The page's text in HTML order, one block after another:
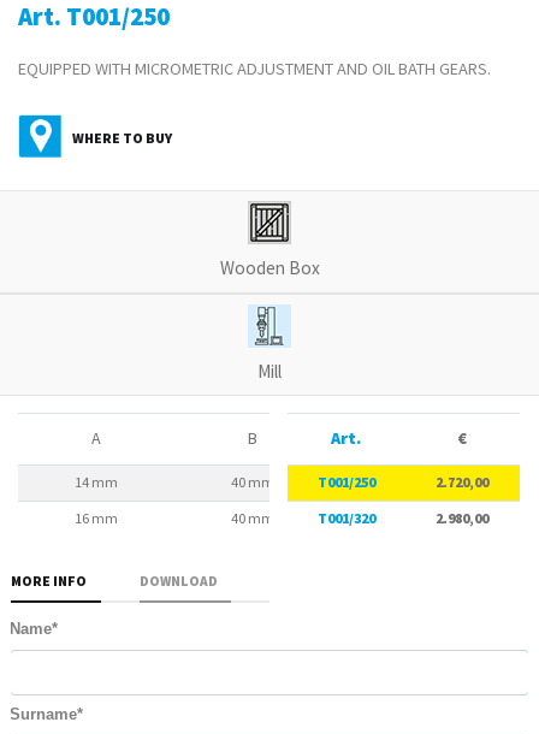
Art. T001/250
EQUIPPED WITH MICROMETRIC ADJUSTMENT AND OIL BATH GEARS.
WHERE TO BUY
Wooden Box
Mill
A B
14 mm 40 mm
16 mm
40 mm
Art. €
T001/250
2.720,00
T001/320
2.980,00
MORE INFO DOWNLOAD